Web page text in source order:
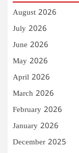
August 2026
July 2026
June 2026
May 2026
April 2026
March 2026
February 2026
January 2026
December 2025